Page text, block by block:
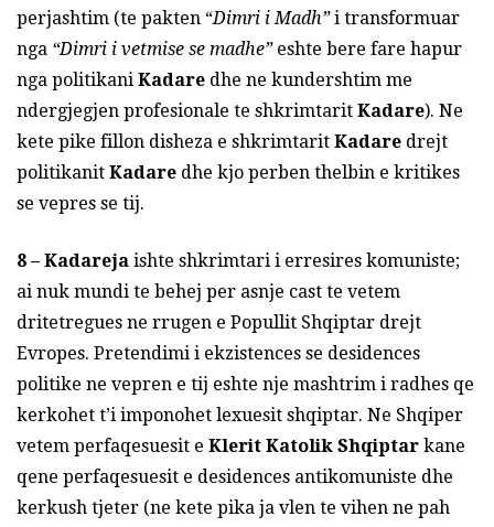
perjashtim (te pakten “Dimri i Madh”i transformuar
nga “Dimri i vetmise se madhe”eshte bere fare hapur
nga politikani Kadare dhe ne kundershtim me
ndergjegjen profesionale te shkrimtarit Kadare). Ne
kete pike fillon disheza e shkrimtarit Kadare drejt
politikanit Kadare dhe kjo perben thelbin e kritikes
se vepres se tij.
8 – Kadareja ishte shkrimtari i erresires komuniste;
ai nuk mundi te behej per asnje cast te vetem
dritetregues ne rrugen e Popullit Shqiptar drejt
Evropes. Pretendimi i ekzistences se desidences
politike ne vepren e tij eshte nje mashtrim i radhes qe
kerkohet t’i imponohet lexuesit shqiptar. Ne Shqiper
vetem perfaqesuesit e Klerit Katolik Shqiptar kane
qene perfaqesuesit e desidences antikomuniste dhe
kerkush tjeter (ne kete pika ja vlen te vihen ne pah